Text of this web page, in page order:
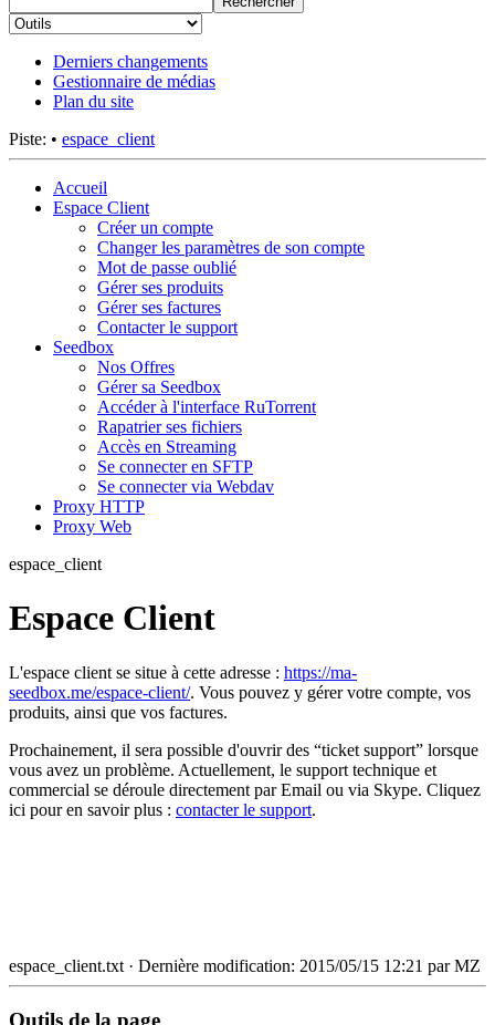
Derniers changements
Gestionnaire de médias
Plan du site
Piste: • espace_client
Accueil
Espace Client
Créer un compte
Changer les paramètres de son compte
Mot de passe oublié
Gérer ses produits
Gérer ses factures
Contacter le support
Seedbox
Nos Offres
Gérer sa Seedbox
Accéder à l'interface RuTorrent
Rapatrier ses fichiers
Accès en Streaming
Se connecter en SFTP
Se connecter via Webdav
Proxy HTTP
Proxy Web
espace_client
Espace Client
L'espace client se situe à cette adresse : https://ma-
seedbox.me/espace-client/. Vous pouvez y gérer votre compte, vos
produits, ainsi que vos factures.
Prochainement, il sera possible d'ouvrir des “ticket support” lorsque
vous avez un problème. Actuellement, le support technique et
commercial se déroule directement par Email ou via Skype. Cliquez
ici pour en savoir plus : contacter le support.
espace_client.txt · Dernière modification: 2015/05/15 12:21 parMZ
Outils de la page